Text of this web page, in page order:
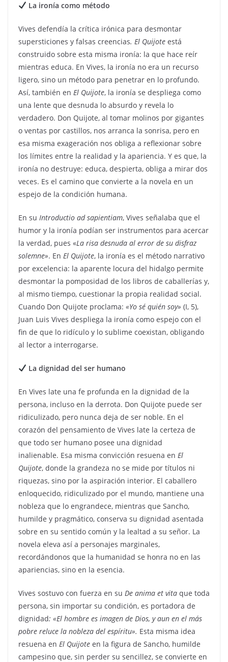
La ironía como método
Vives defendía la crítica irónica para desmontar
supersticiones y falsas creencias. El Quijote está
construido sobre esta misma ironía: la que hace reír
mientras educa. En Vives, la ironía no era un recurso
ligero, sino un método para penetrar en lo profundo.
Así, también en El Quijote, la ironía se despliega como
una lente que desnuda lo absurdo y revela lo
verdadero. Don Quijote, al tomar molinos por gigantes
o ventas por castillos, nos arranca la sonrisa, pero en
esa misma exageración nos obliga a reflexionar sobre
los límites entre la realidad y la apariencia. Y es que, la
ironía no destruye: educa, despierta, obliga a mirar dos
veces. Es el camino que convierte a la novela en un
espejo de la condición humana.
En su Introductio ad sapientiam, Vives señalaba que el
humor y la ironía podían ser instrumentos para acercar
la verdad, pues «La risa desnuda al error de su disfraz
solemne». En El Quijote, la ironía es el método narrativo
por excelencia: la aparente locura del hidalgo permite
desmontar la pomposidad de los libros de caballerías y,
al mismo tiempo, cuestionar la propia realidad social.
Cuando Don Quijote proclama: «Yo sé quién soy» (I, 5),
Juan Luis Vives despliega la ironía como espejo con el
fin de que lo ridículo y lo sublime coexistan, obligando
al lector a interrogarse.
La dignidad del ser humano
En Vives late una fe profunda en la dignidad de la
persona, incluso en la derrota. Don Quijote puede ser
ridiculizado, pero nunca deja de ser noble. En el
corazón del pensamiento de Vives late la certeza de
que todo ser humano posee una dignidad
inalienable. Esa misma convicción resuena en El
Quijote, donde la grandeza no se mide por títulos ni
riquezas, sino por la aspiración interior. El caballero
enloquecido, ridiculizado por el mundo, mantiene una
nobleza que lo engrandece, mientras que Sancho,
humilde y pragmático, conserva su dignidad asentada
sobre en su sentido común y la lealtad a su señor. La
novela eleva así a personajes marginales,
recordándonos que la humanidad se honra no en las
apariencias, sino en la esencia.
Vives sostuvo con fuerza en su De anima et vita que toda
persona, sin importar su condición, es portadora de
dignidad: «El hombre es imagen de Dios, y aun en el más
pobre reluce la nobleza del espíritu». Esta misma idea
resuena en El Quijote en la figura de Sancho, humilde
campesino que, sin perder su sencillez, se convierte en